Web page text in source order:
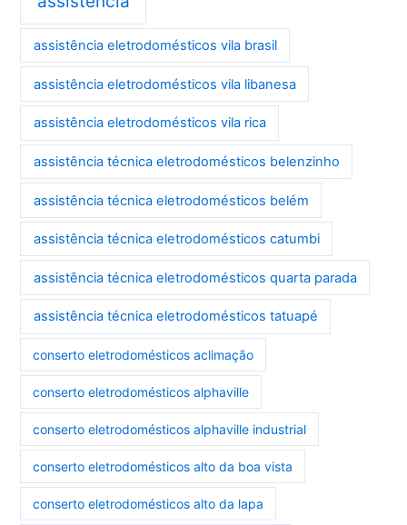
assistência eletrodomésticos vila brasil
assistência eletrodomésticos vila libanesa
assistência eletrodomésticos vila rica
assistência técnica eletrodomésticos belenzinho
assistência técnica eletrodomésticos belém
assistência técnica eletrodomésticos catumbi
assistência técnica eletrodomésticos quarta parada
assistência técnica eletrodomésticos tatuapé
conserto eletrodomésticos aclimação
conserto eletrodomésticos alphaville
conserto eletrodomésticos alphaville industrial
conserto eletrodomésticos alto da boa vista
conserto eletrodomésticos alto da lapa